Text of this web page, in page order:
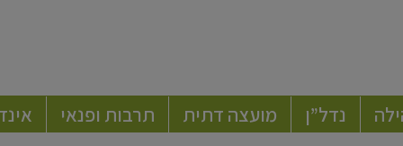
נדל”ן מועצה דתית תרבות ופנאי